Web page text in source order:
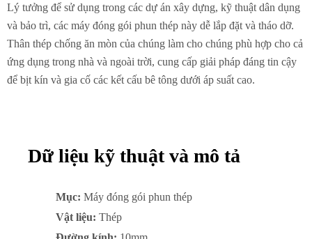
Lý tưởng để sử dụng trong các dự án xây dựng, kỹ thuật dân dụng
và bảo trì, các máy đóng gói phun thép này dễ lắp đặt và tháo dỡ.
Thân thép chống ăn mòn của chúng làm cho chúng phù hợp cho cả
ứng dụng trong nhà và ngoài trời, cung cấp giải pháp đáng tin cậy
để bịt kín và gia cố các kết cấu bê tông dưới áp suất cao.
Dữ liệu kỹ thuật và mô tả
Mục: Máy đóng gói phun thép
Vật liệu: Thép